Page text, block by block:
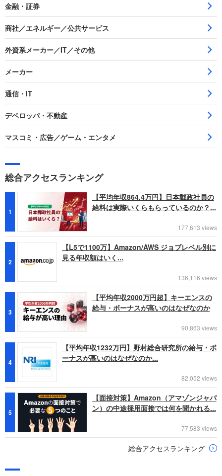
金融・証券
商社／エネルギー／公共サービス
外資系メーカー／IT／その他
メーカー
通信・IT
デベロッパ・不動産
マスコミ・広告／ゲーム・エンタメ
総合アクセスランキング
1
【平均年収864.4万円】日本郵政社員の
給料は実際いくらもらっているのか？...
177,613 views
2
【L5で1100万】Amazon/AWS ジョブレベル別に
見る年収額はいく...
136,116 views
3
【平均年収2000万円超】キーエンスの
給与・ボーナスが高いのはなぜなのか
90,863 views
4
【平均年収1232万円】野村総合研究所の給与・ボ
ーナスが高いのはなぜなのか...
82,052 views
5
【面接対策】Amazon（アマゾンジャパ
ン）の中途採用面接では何を聞かれる...
77,583 views
総合アクセスランキング